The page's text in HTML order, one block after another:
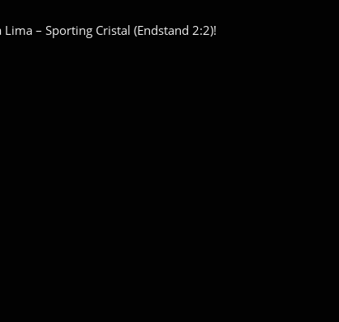
– Sporting Cristal (Endstand 2:2)!